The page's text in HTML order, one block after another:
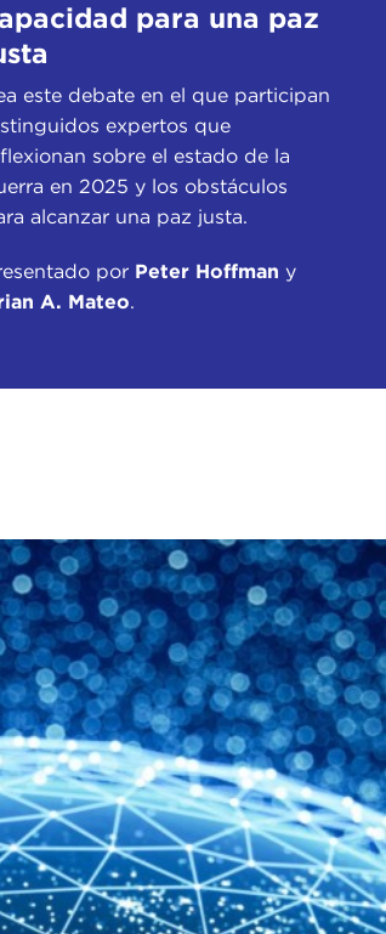
para una paz
este debate en el que participan
expertos que
sobre el estado de la
en 2025 y los obstáculos
alcanzar una paz justa.
por Peter Hoffman y
A. Mateo.